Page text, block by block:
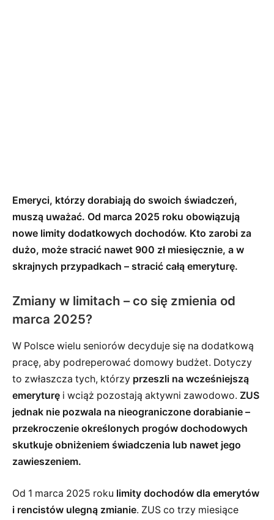
Emeryci, którzy dorabiają do swoich świadczeń,
muszą uważać. Od marca 2025 roku obowiązują
nowe limity dodatkowych dochodów. Kto zarobi za
dużo, może stracić nawet 900 zł miesięcznie, a w
skrajnych przypadkach – stracić całą emeryturę.
Zmiany w limitach – co się zmienia od
marca 2025?
W Polsce wielu seniorów decyduje się na dodatkową
pracę, aby podreperować domowy budżet. Dotyczy
to zwłaszcza tych, którzy przeszli na wcześniejszą
emeryturę i wciąż pozostają aktywni zawodowo. ZUS
jednak nie pozwala na nieograniczone dorabianie –
przekroczenie określonych progów dochodowych
skutkuje obniżeniem świadczenia lub nawet jego
zawieszeniem.
Od 1 marca 2025 roku limity dochodów dla emerytów
i rencistów ulegną zmianie. ZUS co trzy miesiące